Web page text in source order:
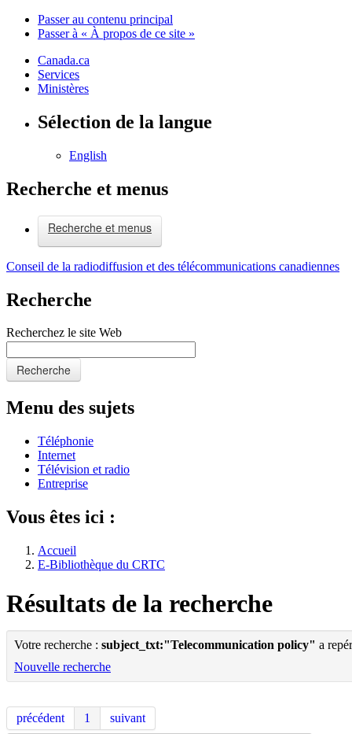
Passer au contenu principal
Passer à « À propos de ce site »
Canada.ca
Services
Ministères
Sélection de la langue
English
Recherche et menus
Recherche et menus
Conseil de la radiodiffusion et des télécommunications canadiennes
Recherche
Recherchez le site Web
Recherche
Menu des sujets
Téléphonie
Internet
Télévision et radio
Entreprise
Vous êtes ici :
Accueil
E-Bibliothèque du CRTC
Résultats de la recherche
Votre recherche : subject_txt:"Telecommunication policy" a
Nouvelle recherche
précédent 1 suivant